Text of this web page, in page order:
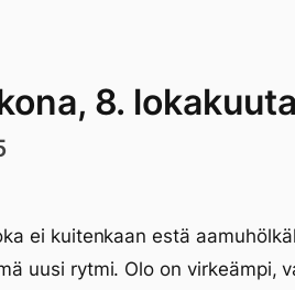
8.
ei kuitenkaan estä
uusi rytmi. Olo on virkeämpi,